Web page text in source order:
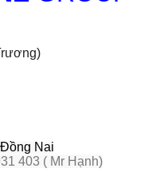
Nai
403 ( Mr Hạnh)